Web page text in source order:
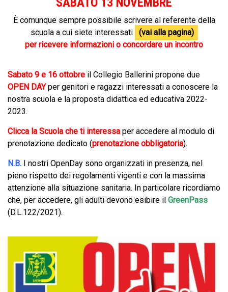
È comunque sempre possibile scrivere al referente della
scuola a cui siete interessati
(vai alla pagina)
per ricevere informazioni o concordare un incontro
Sabato 9 e 16 ottobre il Collegio Ballerini propone due
OPEN DAYper genitori e ragazzi interessati a conoscere la
nostra scuola e la proposta didattica ed educativa 2022-
2023.
Clicca la Scuola che ti interessa per accedere al modulo di
prenotazione dedicato (prenotazione obbligatoria).
N.B. I nostri OpenDay sono organizzati in presenza, nel
pieno rispetto dei regolamenti vigenti e con la massima
attenzione alla situazione sanitaria. In particolare ricordiamo
che, per accedere, gli adulti devono esibire il GreenPass
(D.L.122/2021).